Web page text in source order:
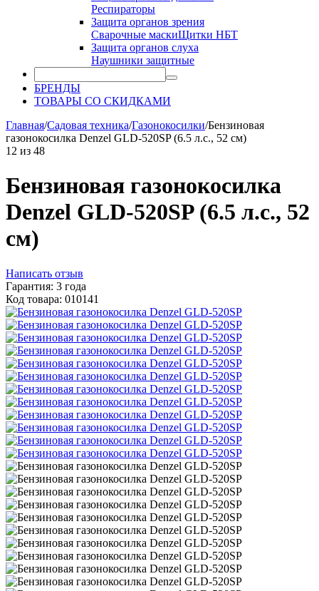
Респираторы
Защита органов зрения
Сварочные маскиЩитки НБТ
Защита органов слуха
Наушники защитные
БРЕНДЫ
ТОВАРЫ СО СКИДКАМИ
Главная/Садовая техника/Газонокосилки/Бензиновая
газонокосилка Denzel GLD-520SP (6.5 л.с., 52 см)
12 из 48
Бензиновая газонокосилка
Denzel GLD-520SP (6.5 л.с., 52
см)
Написать отзыв
Гарантия: 3 года
Код товара: 010141